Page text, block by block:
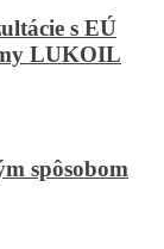
s EÚ
LUKOIL
spôsobom